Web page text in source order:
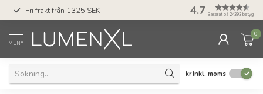
Fri frakt från 1325 SEK 50 dagars
Klarna
4.7 Baserat på 24393 betyg
MENY
0
krInkl. moms